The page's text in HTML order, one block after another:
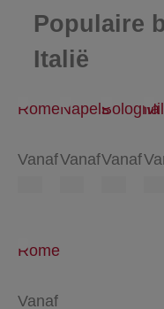
Populaire
Italië
Rome
Vanaf
Napels
Vanaf
Bologna
Vanaf
Rome
Vanaf